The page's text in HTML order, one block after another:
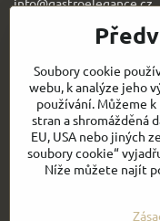
Všechno k
Sledujte naše
Facebook Instagram
Rychlý kontakt
Soubory cookie
webu, k analýze jeho
používání. Můžeme
stran a shromážděná
EU, USA nebo jiných
soubory cookie“
Níže můžete najít